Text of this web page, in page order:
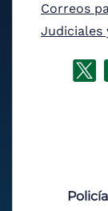
Correos
Judiciales